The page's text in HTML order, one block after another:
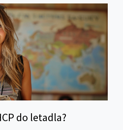
do letadla?